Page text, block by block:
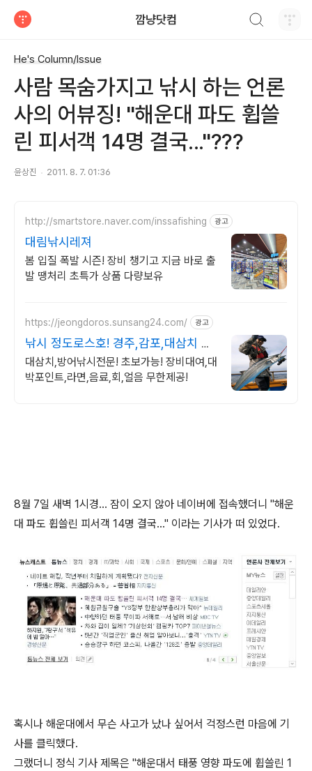
깜냥닷컴
He's Column/Issue
사람 목숨가지고 낚시 하는 언론
사의 어뷰징! "해운대 파도 휩쓸
린 피서객 14명 결국..."???
윤상진 2011. 8. 7. 01:36
http://smartstore.naver.com/inssafishing 광고
대림낚시레져
봄 입질 폭발 시즌! 장비 챙기고 지금 바로 출
발 땡처리 초특가 상품 다량보유
https://jeongdoros.sunsang24.com/ 광고
낚시 정도로스호! 경주,감포,대삼치 방
어 넘버
대삼치,방어낚시전문! 초보가능! 장비대여,대
박포인트,라면,음료,회,얼음 무한제공!
8월 7일 새벽 1시경... 잠이 오지 않아 네이버에 접속했더니 "해운
대 파도 휩쓸린 피서객 14명 결국..." 이라는 기사가 떠 있었다.
혹시나 해운대에서 무슨 사고가 났나 싶어서 걱정스런 마음에 기
사를 클릭했다.
그랬더니 정식 기사 제목은 "해운대서 태풍 영향 파도에 휩쓸린 1